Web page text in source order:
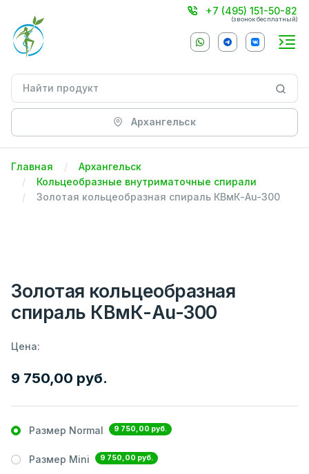
+7 (495) 151-50-82
(звонок бесплатный)
Архангельск
Главная
Архангельск
Кольцеобразные внутриматочные спирали
Золотая кольцеобразная спираль КВмК-Au-300
Золотая кольцеобразная
спираль КВмК-Au-300
Цена:
9 750,00 руб.
Размер Normal 9 750,00 руб.
Размер Mini 9 750,00 руб.